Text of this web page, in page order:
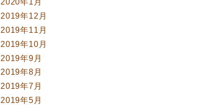
2020年1月
2019年12月
2019年11月
2019年10月
2019年9月
2019年8月
2019年7月
2019年5月